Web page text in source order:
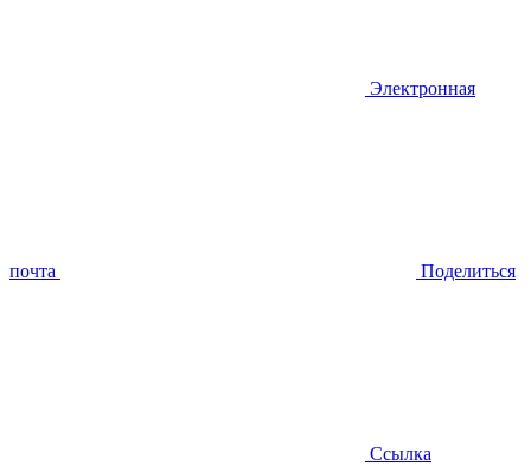
Электронная
почта Поделиться
Ссылка